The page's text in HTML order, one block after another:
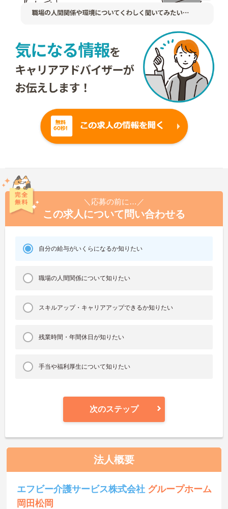
＼応募の前に…／
この求人について問い合わせる
自分の給与がいくらになるか知りたい
職場の人間関係について知りたい
スキルアップ・キャリアアップできるか知りたい
残業時間・年間休日が知りたい
手当や福利厚生について知りたい
次のステップ
法人概要
エフビー介護サービス株式会社 グループホーム
岡田松岡